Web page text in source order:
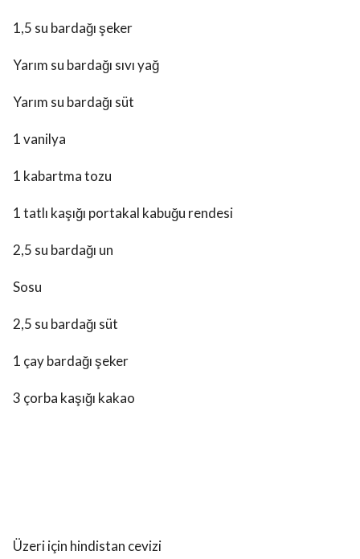
1,5 su bardağı şeker
Yarım su bardağı sıvı yağ
Yarım su bardağı süt
1 vanilya
1 kabartma tozu
1 tatlı kaşığı portakal kabuğu rendesi
2,5 su bardağı un
Sosu
2,5 su bardağı süt
1 çay bardağı şeker
3 çorba kaşığı kakao
Üzeri için hindistan cevizi